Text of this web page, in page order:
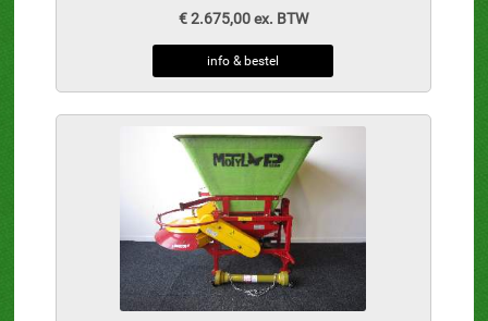
€ 2.675,00 ex. BTW
info & bestel